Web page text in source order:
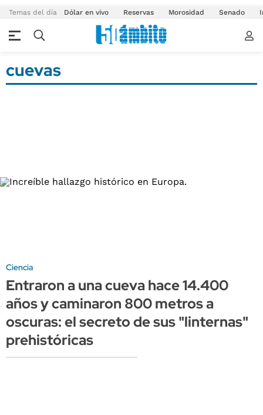
Temas del día Dólar en vivo Reservas Morosidad Senado
cuevas
Ciencia
Entraron a una cueva hace 14.400
años y caminaron 800 metros a
oscuras: el secreto de sus "linternas"
prehistóricas